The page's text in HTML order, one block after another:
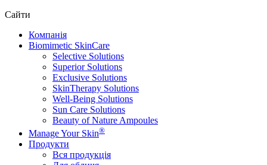
Сайти
Компанія
Biomimetic SkinCare
Selective Solutions
Superior Solutions
Exclusive Solutions
SkinTherapy Solutions
Well-Being Solutions
Sun Care Solutions
Beauty of Nature Ampoules
Manage Your Skin®
Продукти
Вся продукція